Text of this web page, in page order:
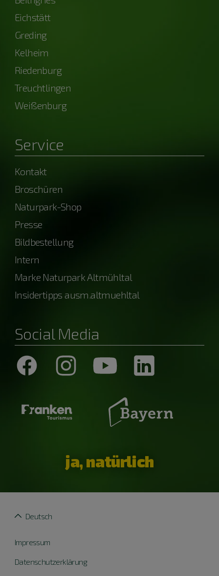
Eichstätt
Greding
Kelheim
Riedenburg
Treuchtlingen
Weißenburg
Service
Kontakt
Broschüren
Naturpark-Shop
Presse
Bildbestellung
Intern
Marke Naturpark Altmühltal
Insidertipps ausm.altmuehltal
Social Media
ja, natürlich
Impressum
Datenschutzerklärung
Deutsch